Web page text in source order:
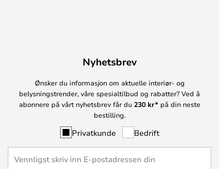
Nyhetsbrev
Ønsker du informasjon om aktuelle interiør- og
belysningstrender, våre spesialtilbud og rabatter? Ved å
abonnere på vårt nyhetsbrev får du 230 kr* på din neste
bestilling.
Privatkunde Bedrift